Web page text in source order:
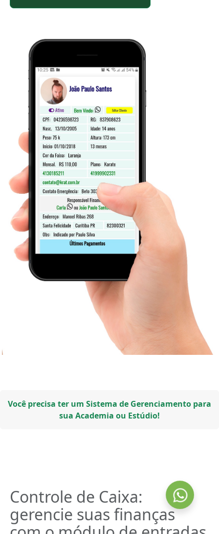
Você precisa ter um Sistema de Gerenciamento para
sua Academia ou Estúdio!
Controle de Caixa:
gerencie suas finanças